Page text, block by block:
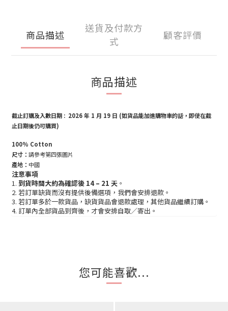
商品描述
送貨及付款方
式
顧客評價
商品描述
截止訂購及入數日期 : 2026 年 1 月 19 日 (如貨品能加進購物車的話，即使在截
止日期後仍可購買)
100% Cotton
尺寸： 請參考第四張圖片
產地： 中國
注意事項
1. 到貨時間大約為確認後 14 – 21 天 。
2. 若訂單缺貨而沒有提供後備選項，我們會安排退款。
3. 若訂單多於一款貨品，缺貨貨品會退款處理，其他貨品繼續訂購。
4. 訂單內全部貨品到齊後，才會安排自取／寄出。
您可能喜歡...